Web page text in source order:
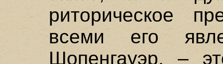
риторическое
всеми его
Шопенгауэр, –